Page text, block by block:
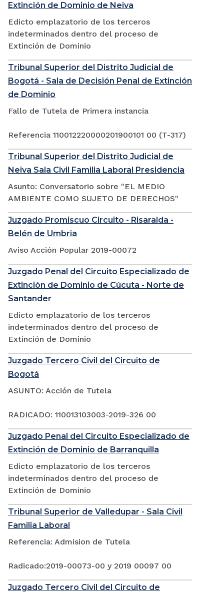
Extinción de Dominio de Neiva
Edicto emplazatorio de los terceros
indeterminados dentro del proceso de
Extinción de Dominio
Tribunal Superior del Distrito Judicial de
Bogotá - Sala de Decisión Penal de Extinción
de Dominio
Fallo de Tutela de Primera instancia
Referencia 110012220000201900101 00 (T-317)
Tribunal Superior del Distrito Judicial de
Neiva Sala Civil Familia Laboral Presidencia
Asunto: Conversatorio sobre "EL MEDIO
AMBIENTE COMO SUJETO DE DERECHOS"
Juzgado Promiscuo Circuito - Risaralda -
Belén de Umbria
Aviso Acción Popular 2019-00072
Juzgado Penal del Circuito Especializado de
Extinción de Dominio de Cúcuta - Norte de
Santander
Edicto emplazatorio de los terceros
indeterminados dentro del proceso de
Extinción de Dominio
Juzgado Tercero Civil del Circuito de
Bogotá
ASUNTO: Acción de Tutela
RADICADO: 110013103003-2019-326 00
Juzgado Penal del Circuito Especializado de
Extinción de Dominio de Barranquilla
Edicto emplazatorio de los terceros
indeterminados dentro del proceso de
Extinción de Dominio
Tribunal Superior de Valledupar - Sala Civil
Familia Laboral
Referencia: Admision de Tutela
Radicado:2019-00073-00 y 2019 00097 00
Juzgado Tercero Civil del Circuito de